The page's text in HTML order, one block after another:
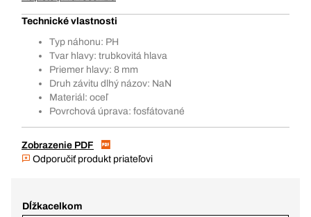
Technické vlastnosti
Typ náhonu: PH
Tvar hlavy: trubkovitá hlava
Priemer hlavy: 8 mm
Druh závitu dlhý názov: NaN
Materiál: oceľ
Povrchová úprava: fosfátované
Zobrazenie PDF
Odporučiť produkt priateľovi
Dĺžkacelkom